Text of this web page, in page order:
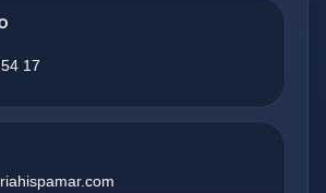
17